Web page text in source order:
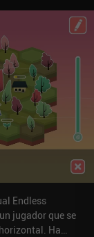
Endless
jugador que se
Ha